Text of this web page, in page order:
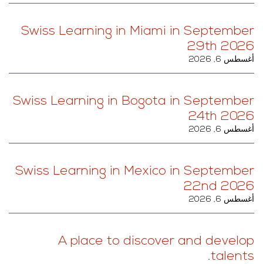
Swiss Learning in Miami in September
29th 2026
أغسطس 6, 2026
Swiss Learning in Bogota in September
24th 2026
أغسطس 6, 2026
Swiss Learning in Mexico in September
22nd 2026
أغسطس 6, 2026
A place to discover and develop
talents.